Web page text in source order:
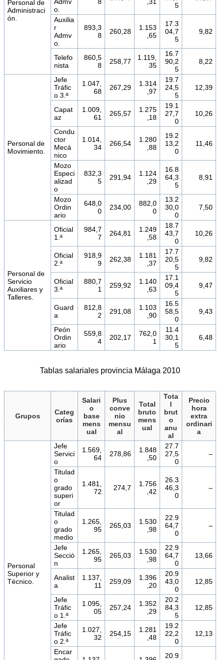
Personal de
Administraci
ón.
Admv
o.
8
,31
5
Auxilia
r
Admv
o.
893,3
8
260,28
1.153
,65
17.3
04,7
5
9,82
Telefo
nista
860,5
8
258,77
1.119,
35
16.7
90,2
5
8,22
Personal de
Movimiento.
Jefe
Tráfic
o 3.ª
1.047,
68
267,29
1.314
,97
19.7
24,5
5
12,39
Capat
az
1.009,
61
265,57
1.275
,18
19.1
27,7
0
10,26
Condu
ctor
Mecá
nico
1.014,
34
266,54
1.280
,88
19.2
13,2
0
11,46
Mozo
Especi
alizad
o
832,3
5
291,94
1.124
,29
16.8
64,3
5
8,91
Mozo
Ordin
ario
648,0
0
234,00
882,0
0
13.2
30,0
0
7,50
Personal de
Servicio
Auxiliares y
Talleres.
Oficial
1.ª
984,7
7
264,81
1.249
,58
18.7
43,7
0
10,26
Oficial
2.ª
918,9
9
262,38
1.181
,37
17.7
20,5
5
9,82
Oficial
3.ª
880,7
1
259,92
1.140
,63
17.1
09,4
5
9,47
Guard
a
812,8
2
291,08
1.103
,90
16.5
58,5
0
9,43
Peón
Ordin
ario
559,8
4
202,17
762,0
1
11.4
30,1
5
6,48
Tablas salariales provincia Málaga 2010
Grupos
Categ
orías
Salari
o
base
mens
ual
Plus
conve
nio
mensu
al
Total
bruto
mens
ual
Tota
l
brut
o
anu
al
Precio
hora
extra
ordinari
a
Personal
Superior y
Técnico.
Jefe
Servici
o
1.569,
64
278,86
1.848
,50
27.7
27,5
0
–
Titulad
o
grado
superi
or
1.481,
72
274,7
1.756
,42
26.3
46,3
0
–
Titulad
o
grado
medio
1.265,
95
265,03
1.530
,98
22.9
64,7
0
–
Jefe
Secció
n
1.265,
95
265,03
1.530
,98
22.9
64,7
0
13,66
Analist
a
1.137,
11
259,09
1.396
,20
20.9
43,0
0
12,85
Jefe
Tráfic
o 1.ª
1.095,
05
257,24
1.352
,29
20.2
84,3
5
12,85
Jefe
Tráfic
o 2.ª
1.027,
32
254,15
1.281
,48
19.2
22,2
0
12,13
Encar
20.9